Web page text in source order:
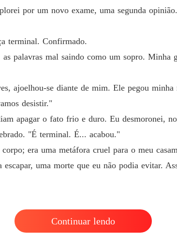
por um novo exame, uma segunda
terminal. Confirmado.
palavras mal saindo como um sopro. Minha
ajoelhou-se diante de mim. Ele pegou minha
desistir."
apagar o fato frio e duro. Eu desmoronei,
"É terminal. É... acabou."
era uma metáfora cruel para o meu
uma morte que eu não podia evitar.
Continuar lendo